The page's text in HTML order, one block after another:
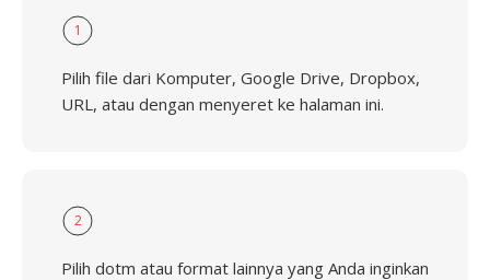
1
Pilih file dari Komputer, Google Drive, Dropbox,
URL, atau dengan menyeret ke halaman ini.
2
Pilih dotm atau format lainnya yang Anda inginkan